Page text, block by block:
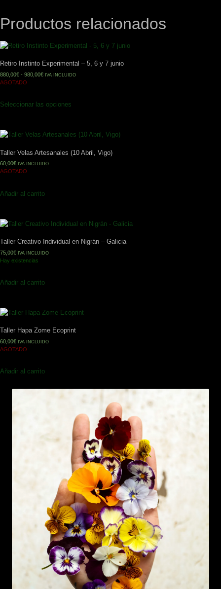
Productos relacionados
Retiro Instinto Experimental – 5, 6 y 7 junio
880,00€ - 980,00€ IVA INCLUIDO
AGOTADO
Seleccionar las opciones
Taller Velas Artesanales (10 Abril, Vigo)
60,00€ IVA INCLUIDO
AGOTADO
Añadir al carrito
Taller Creativo Individual en Nigrán – Galicia
75,00€ IVA INCLUIDO
Hay existencias
Añadir al carrito
Taller Hapa Zome Ecoprint
60,00€ IVA INCLUIDO
AGOTADO
Añadir al carrito